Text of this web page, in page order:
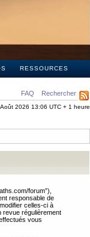
RESSOURCES
FAQ Rechercher
2026 13:06 UTC + 1 heure
forum”),
responsable de
celles-ci à
revue régulièrement
vous